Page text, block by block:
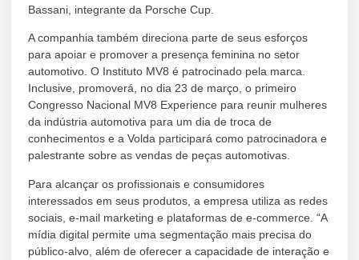
Bassani, integrante da Porsche Cup.
A companhia também direciona parte de seus esforços
para apoiar e promover a presença feminina no setor
automotivo. O Instituto MV8 é patrocinado pela marca.
Inclusive, promoverá, no dia 23 de março, o primeiro
Congresso Nacional MV8 Experience para reunir mulheres
da indústria automotiva para um dia de troca de
conhecimentos e a Volda participará como patrocinadora e
palestrante sobre as vendas de peças automotivas.
Para alcançar os profissionais e consumidores
interessados em seus produtos, a empresa utiliza as redes
sociais, e-mail marketing e plataformas de e-commerce. “A
mídia digital permite uma segmentação mais precisa do
público-alvo, além de oferecer a capacidade de interação e